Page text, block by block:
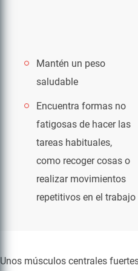
Mantén un peso
saludable
Encuentra formas no
fatigosas de hacer las
tareas habituales,
como recoger cosas o
realizar movimientos
repetitivos en el trabajo
Unos músculos centrales